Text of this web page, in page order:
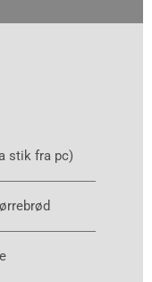
stik fra pc)